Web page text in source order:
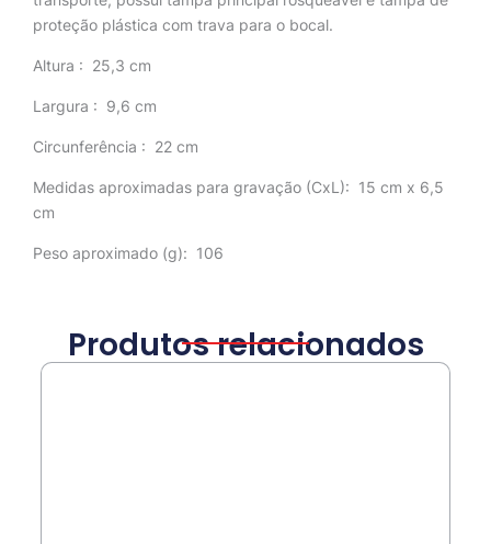
proteção plástica com trava para o bocal.
Altura : 25,3 cm
Largura : 9,6 cm
Circunferência : 22 cm
Medidas aproximadas para gravação (CxL): 15 cm x 6,5
cm
Peso aproximado (g): 106
Produtos relacionados